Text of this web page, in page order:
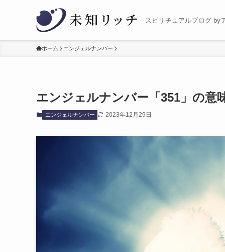
スピリチュアルブログ by
ホーム エンジェルナンバー
エンジェルナンバー「351」の意
エンジェルナンバー 2023年12月29日